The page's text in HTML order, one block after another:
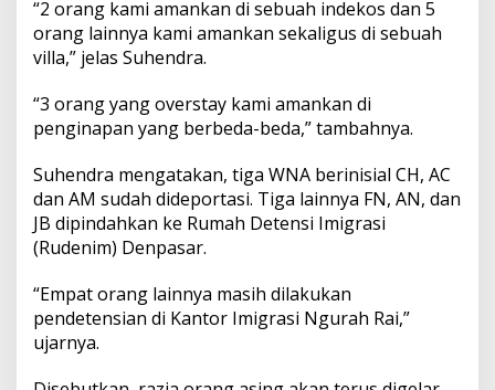
“2 orang kami amankan di sebuah indekos dan 5
orang lainnya kami amankan sekaligus di sebuah
villa,” jelas Suhendra.
“3 orang yang overstay kami amankan di
penginapan yang berbeda-beda,” tambahnya.
Suhendra mengatakan, tiga WNA berinisial CH, AC
dan AM sudah dideportasi. Tiga lainnya FN, AN, dan
JB dipindahkan ke Rumah Detensi Imigrasi
(Rudenim) Denpasar.
“Empat orang lainnya masih dilakukan
pendetensian di Kantor Imigrasi Ngurah Rai,”
ujarnya.